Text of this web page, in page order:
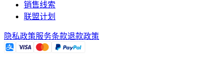
销售线索
联盟计划
隐私政策服务条款退款政策